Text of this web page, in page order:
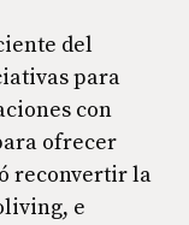
del
para
con
ofrecer
reconvertir la
e